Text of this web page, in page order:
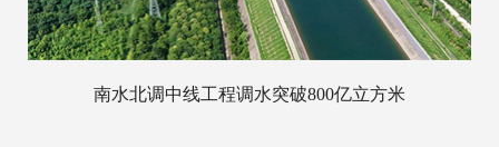
南水北调中线工程调水突破800亿立方米